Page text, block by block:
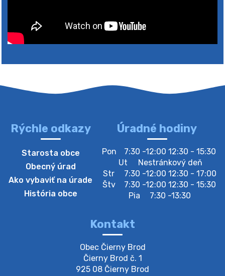
4. augusta 2026 10:05
Zberný dvor-Gyűjtőudvar
bude zberný dvor zatvorený. Értesítjük a lakosokat,
Zber separovaného odpadu plastu-
Oznamujeme obyvateľom, že v stredu 05. augusta
prebehne zber separovaného odpadu plastu. Prosíme
obyvateľov, aby vrecia s odpadom vyložili pred dom už
Oznámenie o plánovanom prerušení dodávky
Oznamujeme Vám, že v určitých dňoch bude v
Rýchle odkazy
Starosta obce
Obecný úrad
Ako vybaviť na úrade
História obce
Úradné hodiny
Pon
7:30 -12:00 12:30 - 15:30
Ut
Nestránkový deň
Str
7:30 -12:00 12:30 - 17:00
Štv
7:30 -12:00 12:30 - 15:30
Pia
7:30 -13:30
Kontakt
Obec Čierny Brod
Čierny Brod č. 1
925 08 Čierny Brod